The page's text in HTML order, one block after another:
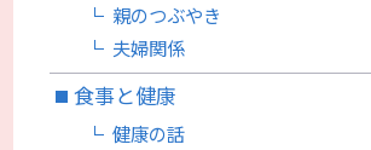
親のつぶやき
夫婦関係
食事と健康
健康の話